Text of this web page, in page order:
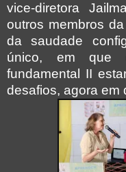
vice-diretora
outros membros
da saudade
único, em que
fundamental II
desafios, agora em